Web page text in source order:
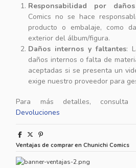
Responsabilidad por
Comics no se hace
producto o embalaje, como
exterior del álbum/figura.
Daños internos y faltantes:
daños internos o falta de
aceptadas si se presenta un
exige nuestro proveedor para
Para más detalles, consulta
Devoluciones
Ventajas de comprar en Chunichi Comics